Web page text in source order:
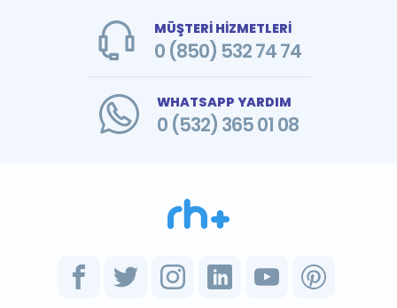
MÜŞTERİ HİZMETLERİ
0 (850) 532 74 74
WHATSAPP YARDIM
0 (532) 365 01 08